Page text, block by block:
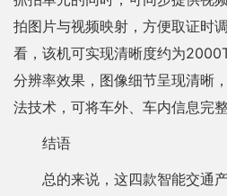
拍图片与视频映射，方便取证时
看，该机可实现清晰度约为
分辨率效果，图像细节呈现清晰
法技术，可将车外、车内信息完整
结语
总的来说，这四款智能交通